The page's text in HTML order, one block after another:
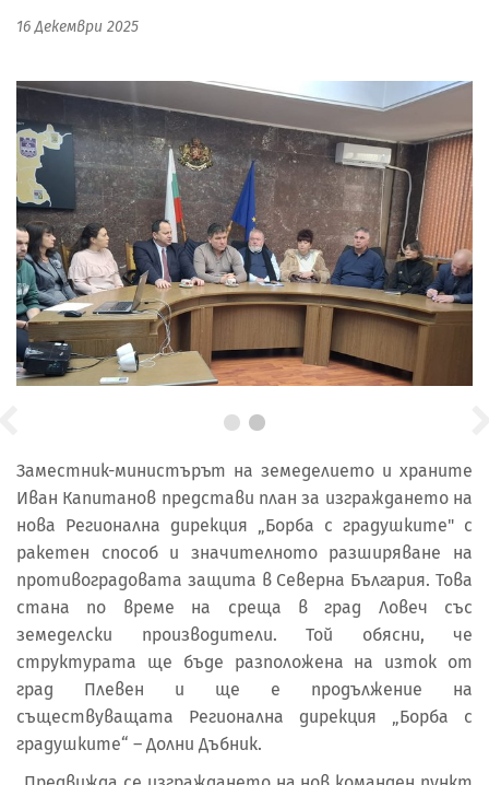
16 Декември 2025
Заместник-министърът на земеделието и храните
Иван Капитанов представи план за изграждането на
нова Регионална дирекция „Борба с градушките" с
ракетен способ и значителното разширяване на
противоградовата защита в Северна България. Това
стана по време на среща в град Ловеч със
земеделски производители. Той обясни, че
структурата ще бъде разположена на изток от
град Плевен и ще е продължение на
съществуващата Регионална дирекция „Борба с
градушките“ – Долни Дъбник.